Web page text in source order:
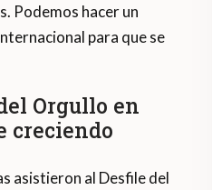
Podemos hacer un
para que se
Orgullo en
creciendo
asistieron al Desfile del